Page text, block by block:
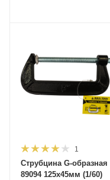
1
Струбцина G-образная
89094 125х45мм (1/60)